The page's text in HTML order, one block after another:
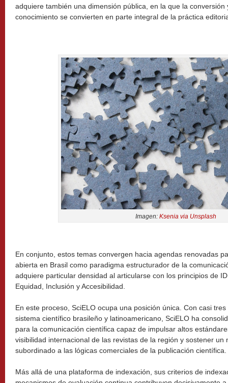
adquiere también una dimensión pública, en la que la conversión
conocimiento se convierten en parte integral de la práctica
Imagen: Ksenia via Unsplash
En conjunto, estos temas convergen hacia agendas renovadas
abierta en Brasil como paradigma estructurador de la
adquiere particular densidad al articularse con los principios de
Equidad, Inclusión y Accesibilidad.
En este proceso, SciELO ocupa una posición única. Con casi
sistema científico brasileño y latinoamericano, SciELO ha
para la comunicación científica capaz de impulsar altos
visibilidad internacional de las revistas de la región y sostener un
subordinado a las lógicas comerciales de la publicación científica.
Más allá de una plataforma de indexación, sus criterios de